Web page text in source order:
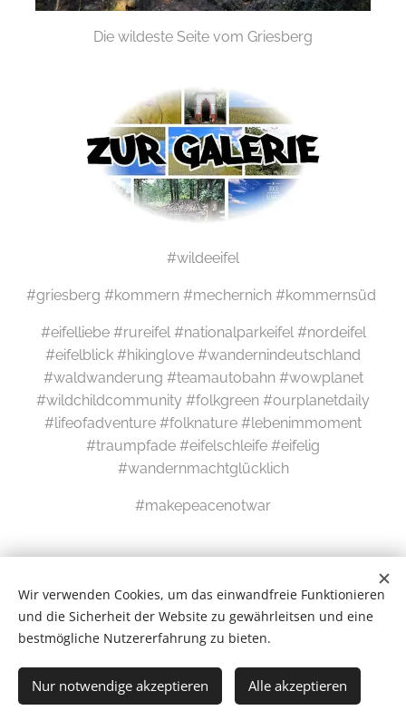
Die wildeste Seite vom Griesberg
#wildeeifel
#griesberg #kommern #mechernich #kommernsüd
#eifelliebe #rureifel #nationalparkeifel #nordeifel
#eifelblick #hikinglove #wandernindeutschland
#waldwanderung #teamautobahn #wowplanet
#wildchildcommunity #folkgreen #ourplanetdaily
#lifeofadventure #folknature #lebenimmoment
#traumpfade #eifelschleife #eifelig
#wandernmachtglücklich
#makepeacenotwar
# Newsletter # Cookies
Wir verwenden Cookies, um das einwandfreie Funktionieren
und die Sicherheit der Website zu gewährleitsen und eine
bestmögliche Nutzererfahrung zu bieten.
Nur notwendige akzeptieren Alle akzeptieren